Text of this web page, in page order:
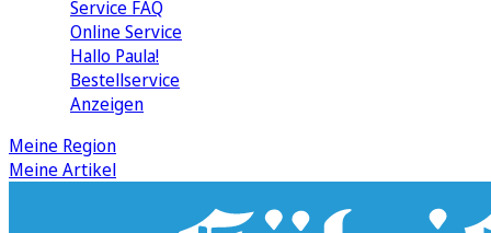
Service FAQ
Online Service
Hallo Paula!
Bestellservice
Anzeigen
Meine Region
Meine Artikel